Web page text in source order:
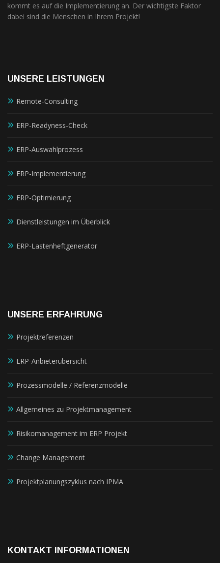
kommt es auf die Implementierung an. Der wichtigste Faktor
dabei sind die Menschen in Ihrem Projekt!
UNSERE LEISTUNGEN
Remote-Consulting
ERP-Readyness-Check
ERP-Auswahlprozess
ERP-Implementierung
ERP-Optimierung
Dienstleistungen im Überblick
ERP-Lastenheftgenerator
UNSERE ERFAHRUNG
Projektreferenzen
ERP-Anbieterübersicht
Prozessmodelle / Referenzmodelle
Allgemeines zu Projektmanagement
Risikomanagement im ERP Projekt
Change Management
Projektplanungszyklus nach IPMA
KONTAKT INFORMATIONEN